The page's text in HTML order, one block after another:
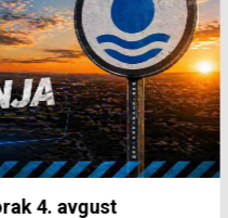
4. avgust